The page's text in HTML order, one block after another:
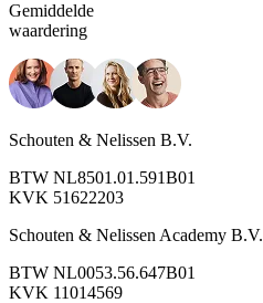
Gemiddelde
waardering
Schouten & Nelissen B.V.
BTW NL8501.01.591B01
KVK 51622203
Schouten & Nelissen Academy B.V.
BTW NL0053.56.647B01
KVK 11014569